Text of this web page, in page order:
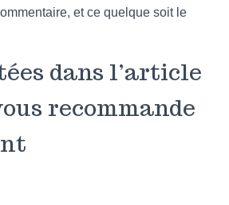
et ce quelque soit le
dans l’article
recommande